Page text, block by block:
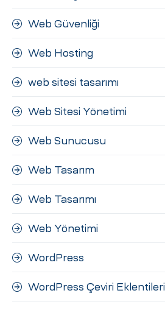
Web Güvenliği
Web Hosting
web sitesi tasarımı
Web Sitesi Yönetimi
Web Sunucusu
Web Tasarım
Web Tasarımı
Web Yönetimi
WordPress
WordPress Çeviri Eklentileri